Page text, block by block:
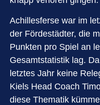
Achillesferse war im
der Fördestädter, die
Punkten pro Spiel an
Gesamtstatistik lag.
letztes Jahr keine
Kiels Head Coach
diese Thematik